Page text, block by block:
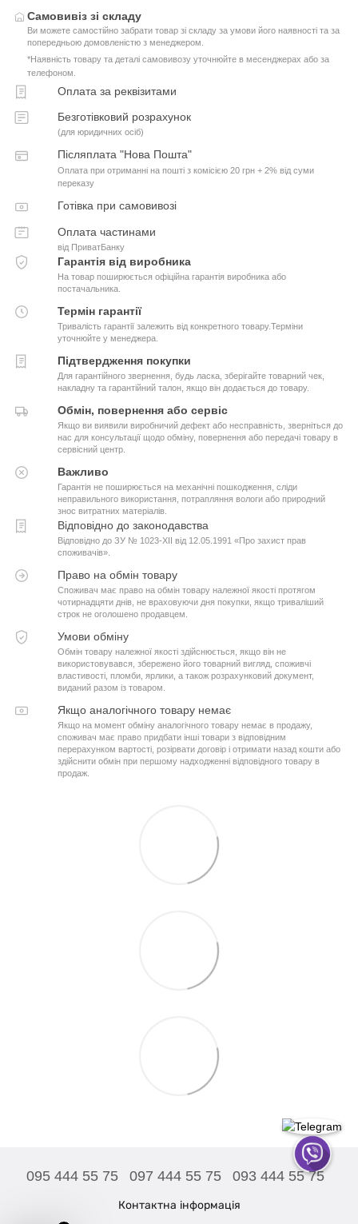
Самовивіз зі складу
Ви можете самостійно забрати товар зі складу за умови його наявності та за
попередньою домовленістю з менеджером.
*Наявність товару та деталі самовивозу уточнюйте в месенджерах або за
телефоном.
Оплата за реквізитами
Безготівковий розрахунок
(для юридичних осіб)
Післяплата "Нова Пошта"
Оплата при отриманні на пошті з комісією 20 грн + 2% від суми
переказу
Готівка при самовивозі
Оплата частинами
від ПриватБанку
Гарантія від виробника
На товар поширюється офіційна гарантія виробника або
постачальника.
Термін гарантії
Тривалість гарантії залежить від конкретного товару.Терміни
уточнюйте у менеджера.
Підтвердження покупки
Для гарантійного звернення, будь ласка, зберігайте товарний чек,
накладну та гарантійний талон, якщо він додається до товару.
Обмін, повернення або сервіс
Якщо ви виявили виробничий дефект або несправність, зверніться до
нас для консультації щодо обміну, повернення або передачі товару в
сервісний центр.
Важливо
Гарантія не поширюється на механічні пошкодження, сліди
неправильного використання, потрапляння вологи або природний
знос витратних матеріалів.
Відповідно до законодавства
Відповідно до ЗУ № 1023-XII від 12.05.1991 «Про захист прав
споживачів».
Право на обмін товару
Споживач має право на обмін товару належної якості протягом
чотирнадцяти днів, не враховуючи дня покупки, якщо триваліший
строк не оголошено продавцем.
Умови обміну
Обмін товару належної якості здійснюється, якщо він не
використовувався, збережено його товарний вигляд, споживчі
властивості, пломби, ярлики, а також розрахунковий документ,
виданий разом із товаром.
Якщо аналогічного товару немає
Якщо на момент обміну аналогічного товару немає в продажу,
споживач має право придбати інші товари з відповідним
перерахунком вартості, розірвати договір і отримати назад кошти або
здійснити обмін при першому надходженні відповідного товару в
продаж.
095 444 55 75 097 444 55 75 093 444 55 75
Контактна інформація